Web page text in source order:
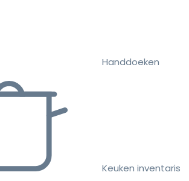
Handdoeken
Keuken inventaris